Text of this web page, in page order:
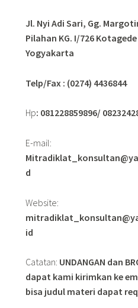
Jl. Nyi Adi Sari, Gg.
Pilahan KG. I/726 Kotagede
Yogyakarta
Telp/Fax : (0274) 4436844
Hp: 081228859896/
E-mail:
d
Website:
id
Catatan: UNDANGAN dan
dapat kami kirimkan ke
bisa judul materi dapat